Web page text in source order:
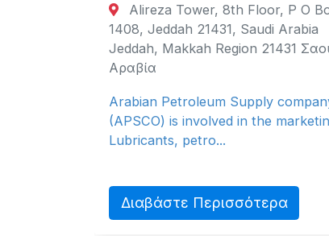
Alireza Tower, 8th Floor, P O Box
1408, Jeddah 21431, Saudi Arabia
Jeddah, Makkah Region 21431 Σαουδική
Αραβία
Arabian Petroleum Supply company
(APSCO) is involved in the marketing of
Lubricants, petro...
Διαβάστε Περισσότερα